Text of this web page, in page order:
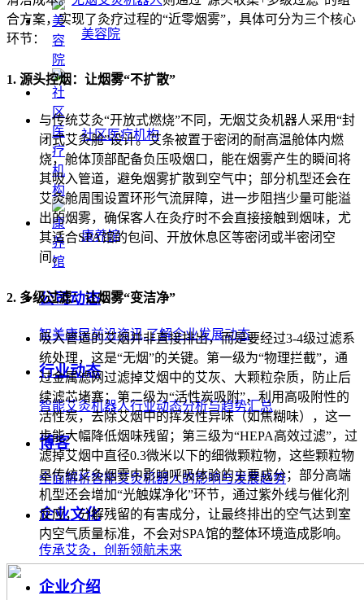
美容院
社区医疗机构
康养馆
公司动态
智美康民前沿资讯,了解企业发展动态
行业动态
智能艾灸机器人行业动态分析与趋势汇总
博客
全面解析智能艾灸机器人的影响与发展趋势
企业文化
传承艾灸，创新领航未来
企业介绍
合方案，实现了灸疗过程的“近零烟雾”，具体可分为三个核心
环节：
1. 源头控烟：让烟雾“不扩散”
与传统艾灸“开放式燃烧”不同，无烟艾灸机器人采用“封
闭式艾灸舱”设计。艾条被置于密闭的耐高温舱体内燃
烧，舱体顶部配备负压吸烟口，能在烟雾产生的瞬间将
其吸入管道，避免烟雾扩散到空气中；部分机型还会在
艾灸舱周围设置环形气流屏障，进一步阻挡少量可能溢
出的烟雾，确保客人在灸疗时不会直接接触到烟味，尤
其适合SPA馆的包间、开放休息区等密闭或半密闭空
间。
2. 多级过滤：让烟雾“变洁净”
吸入管道的艾烟并非直接排出，而是要经过3-4级过滤系
统处理，这是“无烟”的关键。第一级为“物理拦截”，通
过金属滤网过滤掉艾烟中的艾灰、大颗粒杂质，防止后
续滤芯堵塞；第二级为“活性炭吸附”，利用高吸附性的
活性炭，去除艾烟中的挥发性异味（如焦糊味），这一
步能大幅降低烟味残留；第三级为“HEPA高效过滤”，过
滤掉艾烟中直径0.3微米以下的细微颗粒物，这些颗粒物
是传统艾灸烟雾中影响呼吸体验的主要成分；部分高端
机型还会增加“光触媒净化”环节，通过紫外线与催化剂
反应，分解残留的有害成分，让最终排出的空气达到室
内空气质量标准，不会对SPA馆的整体环境造成影响。